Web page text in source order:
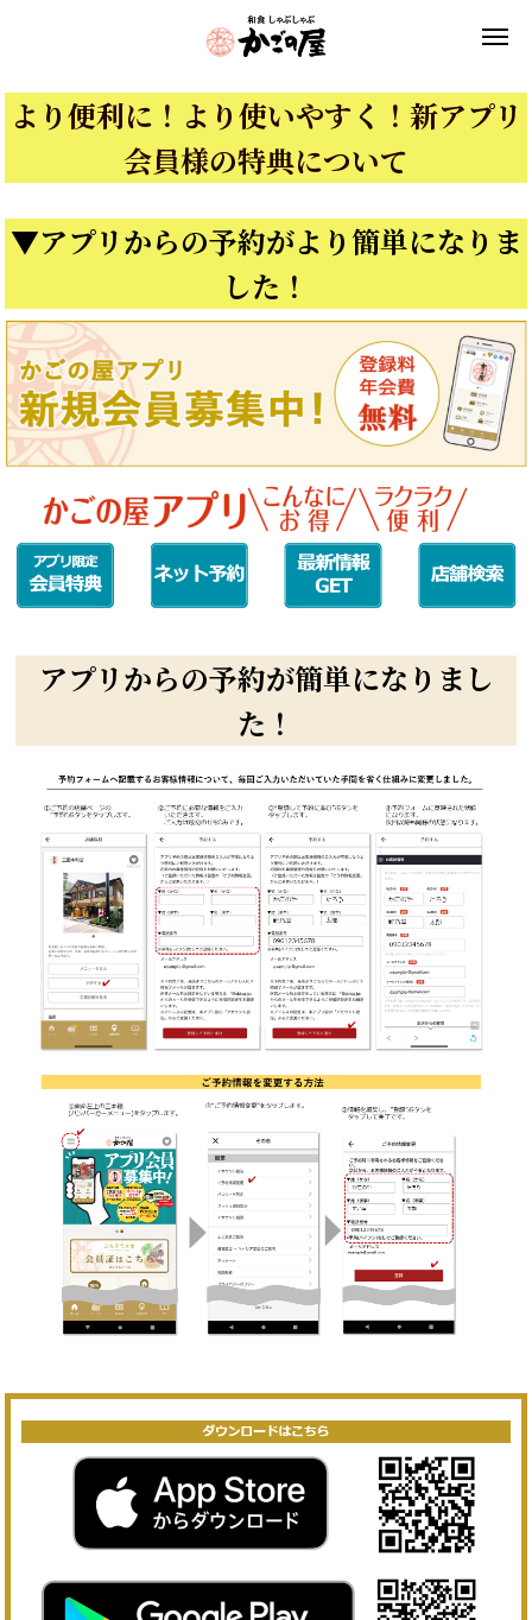
より便利に！より使いやすく！新アプリ
会員様の特典について
▼アプリからの予約がより簡単になりま
した！
アプリからの予約が簡単になりまし
た！